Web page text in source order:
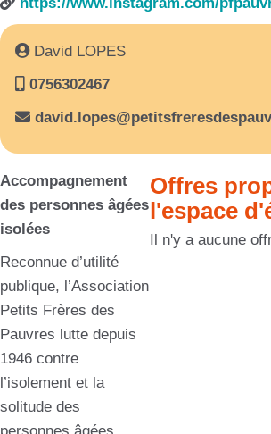
David LOPES
0756302467
Accompagnement
des personnes âgées
isolées
Reconnue d’utilité
publique, l’Association
Petits Frères des
Pauvres lutte depuis
1946 contre
l’isolement et la
solitude des
Offres
l'espace
Il n'y a aucune